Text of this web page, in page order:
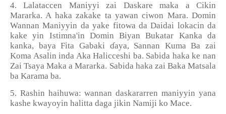
4. Lalataccen Maniyyi zai Daskare maka a Cikin
Mararka. A haka zakake ta yawan ciwon Mara. Domin
Wannan Maniyyin da yake fitowa da Daidai lokacin da
kake yin Istimna'in Domin Biyan Bukatar Kanka da
kanka, baya Fita Gabaki ɗaya, Sannan Kuma Ba zai
Koma Asalin inda Aka Halicceshi ba. Sabida haka ke nan
Zai Tsaya Maka a Mararka. Sabida haka zai Baka Matsala
ba Karama ba.
5. Rashin haihuwa: wannan daskararren maniyyin yana
kashe kwayoyin halitta daga jikin Namiji ko Mace.